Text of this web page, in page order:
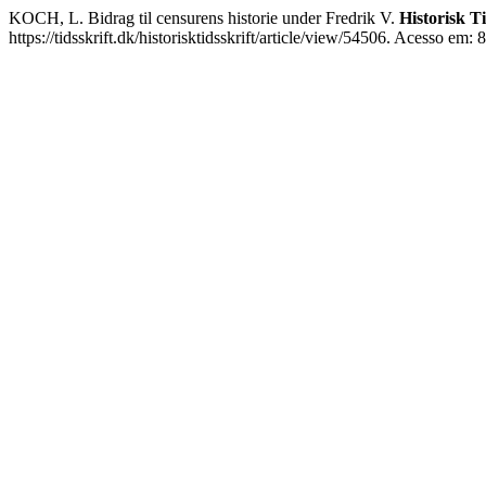
KOCH, L. Bidrag til censurens historie under Fredrik V. Historisk
https://tidsskrift.dk/historisktidsskrift/article/view/54506. Acesso em: